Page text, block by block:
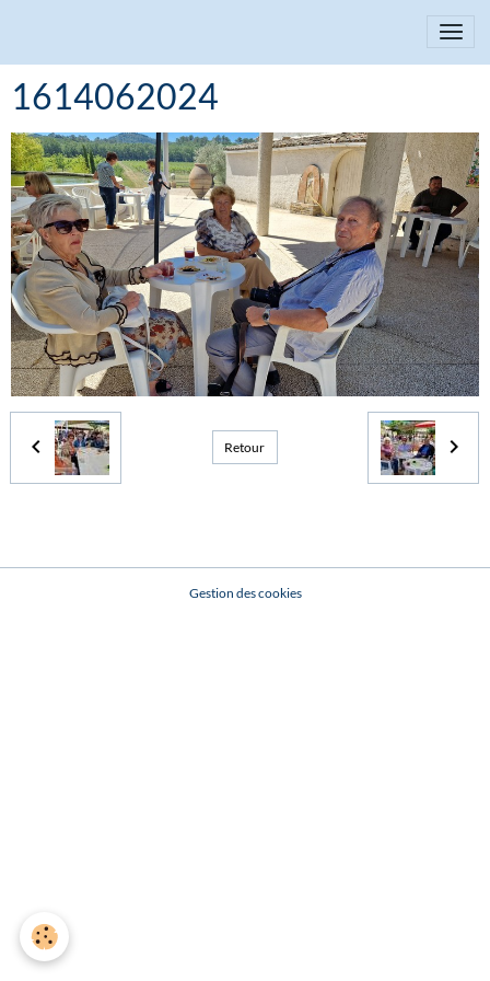
1614062024
Retour
Gestion des cookies